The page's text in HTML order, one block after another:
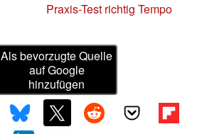
Praxis-Test richtig Tempo
Als bevorzugte Quelle
auf Google
hinzufügen